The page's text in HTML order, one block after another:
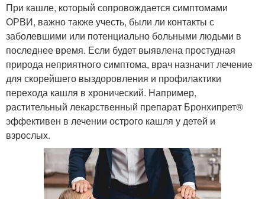
При кашле, который сопровождается симптомами
ОРВИ, важно также учесть, были ли контакты с
заболевшими или потенциально больными людьми в
последнее время. Если будет выявлена простудная
природа неприятного симптома, врач назначит лечение
для скорейшего выздоровления и профилактики
перехода кашля в хронический. Например,
растительный лекарственный препарат Бронхипрет®
эффективен в лечении острого кашля у детей и
взрослых.